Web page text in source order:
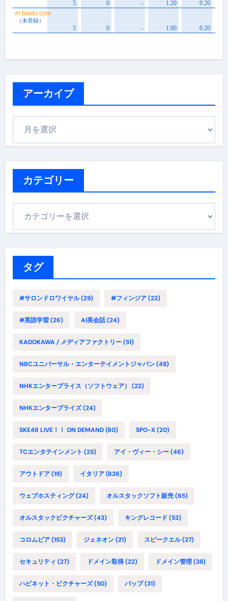
アーカイブ
カテゴリー
タグ
#サロンドロワイヤル(29) #フィンジア(22)
#英語学習(26) AI英会話(24)
KADOKAWA / メディアファクトリー(51)
NBCユニバーサル・エンターテイメントジャパン(48)
NHKエンタープライス（ソフトウェア） (22)
NHKエンタープライズ(24)
SKE48 LIVE！！ ON DEMAND(80) SPO-X(20)
TCエンタテインメント (25) アイ・ヴィー・シー(46)
アウトドア(19) イタリア(826)
ウェブホスティング(24) オルスタックソフト販売(65)
オルスタックピクチャーズ(43) キングレコード (53)
コロムビア(153) ジェネオン(21) スピークエル(27)
セキュリティ (27) ドメイン取得(22) ドメイン管理(38)
ハピネット・ピクチャーズ(50) バップ(31)